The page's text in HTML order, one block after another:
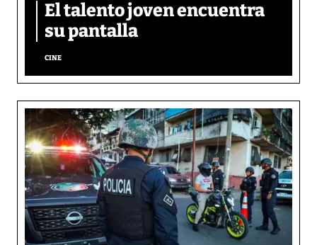
El talento joven encuentra
su pantalla​
CINE